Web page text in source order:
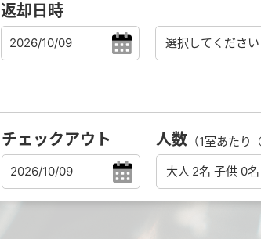
返却日時
チェックアウト 人数 （1室あたり